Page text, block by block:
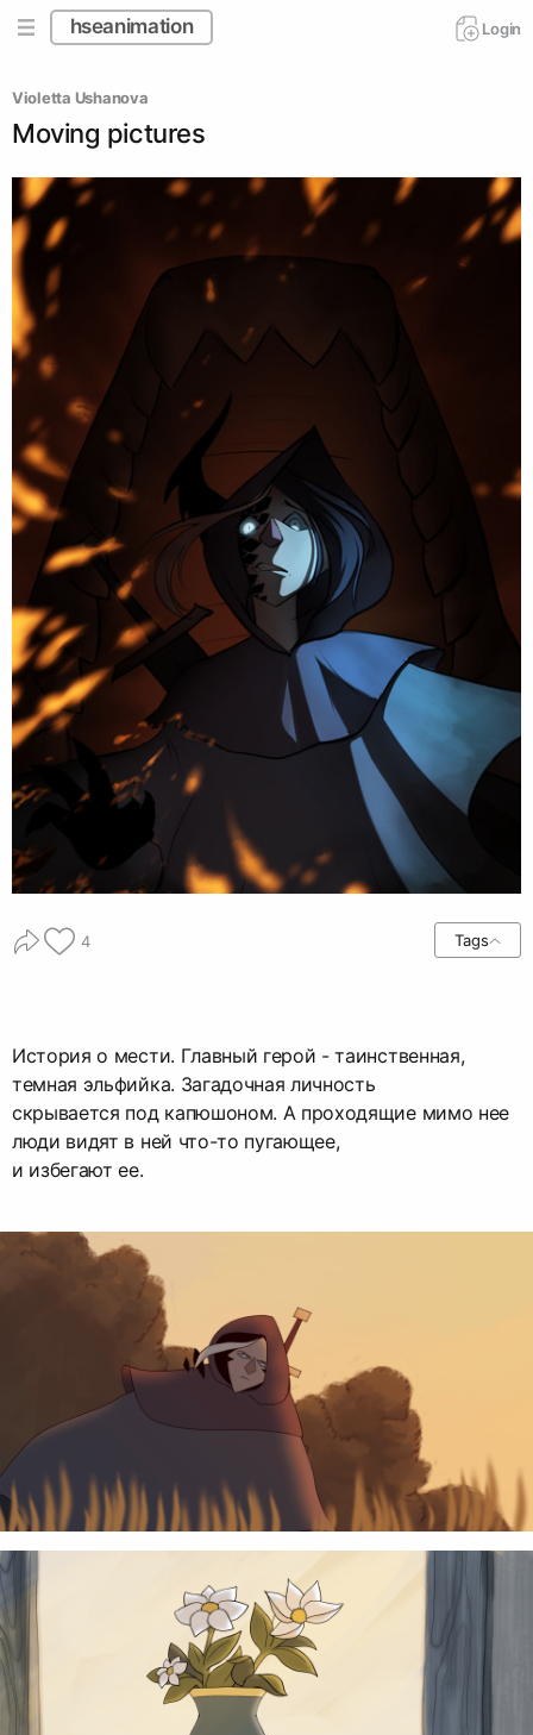
hseanimation Login
Violetta Ushanova
Moving pictures
4 Tags
История о мести. Главный герой - таинственная,
темная эльфийка. Загадочная личность
скрывается под капюшоном. А проходящие мимо нее
люди видят в ней что-то пугающее,
и избегают ее.